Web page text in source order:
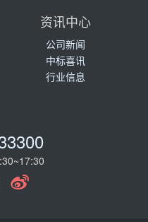
资讯中心
公司新闻
中标喜讯
行业信息